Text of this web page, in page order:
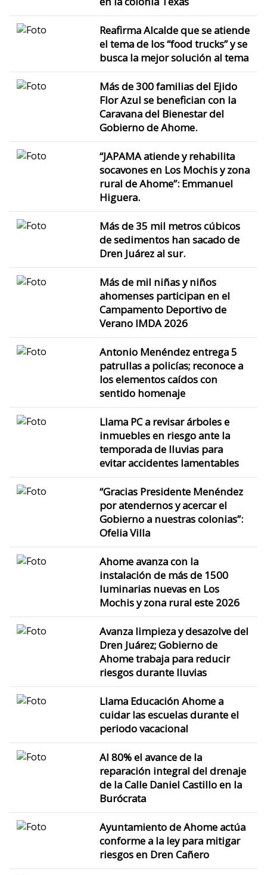
Reafirma Alcalde que se atiende
el tema de los “food trucks” y se
busca la mejor solución al tema
Más de 300 familias del Ejido
Flor Azul se benefician con la
Caravana del Bienestar del
Gobierno de Ahome.
“JAPAMA atiende y rehabilita
socavones en Los Mochis y zona
rural de Ahome”: Emmanuel
Higuera.
Más de 35 mil metros cúbicos
de sedimentos han sacado de
Dren Juárez al sur.
Más de mil niñas y niños
ahomenses participan en el
Campamento Deportivo de
Verano IMDA 2026
Antonio Menéndez entrega 5
patrullas a policías; reconoce a
los elementos caídos con
sentido homenaje
Llama PC a revisar árboles e
inmuebles en riesgo ante la
temporada de lluvias para
evitar accidentes lamentables
“Gracias Presidente Menéndez
por atendernos y acercar el
Gobierno a nuestras colonias”:
Ofelia Villa
Ahome avanza con la
instalación de más de 1500
luminarias nuevas en Los
Mochis y zona rural este 2026
Avanza limpieza y desazolve del
Dren Juárez; Gobierno de
Ahome trabaja para reducir
riesgos durante lluvias
Llama Educación Ahome a
cuidar las escuelas durante el
periodo vacacional
Al 80% el avance de la
reparación integral del drenaje
de la Calle Daniel Castillo en la
Burócrata
Ayuntamiento de Ahome actúa
conforme a la ley para mitigar
riesgos en Dren Cañero